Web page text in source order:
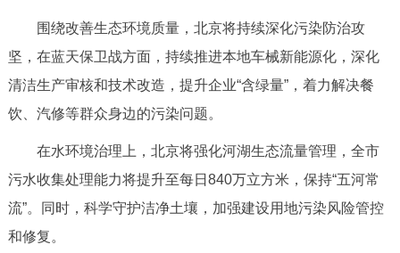
围绕改善生态环境质量，北京将持续深化污染防治攻
坚，在蓝天保卫战方面，持续推进本地车械新能源化，深化
清洁生产审核和技术改造，提升企业“含绿量”，着力解决餐
饮、汽修等群众身边的污染问题。
在水环境治理上，北京将强化河湖生态流量管理，全市
污水收集处理能力将提升至每日840万立方米，保持“五河常
流”。同时，科学守护洁净土壤，加强建设用地污染风险管控
和修复。